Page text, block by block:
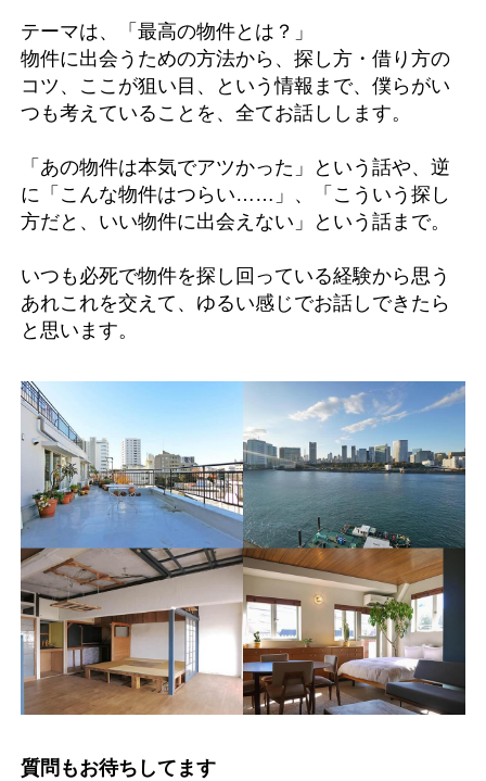
テーマは、「最高の物件とは？」
物件に出会うための方法から、探し方・借り方の
コツ、ここが狙い目、という情報まで、僕らがい
つも考えていることを、全てお話しします。
「あの物件は本気でアツかった」という話や、逆
に「こんな物件はつらい……」、「こういう探し
方だと、いい物件に出会えない」という話まで。
いつも必死で物件を探し回っている経験から思う
あれこれを交えて、ゆるい感じでお話しできたら
と思います。
質問もお待ちしてます